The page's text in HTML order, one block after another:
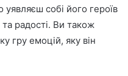
собі його героїв
та радості. Ви також
гру емоцій, яку він